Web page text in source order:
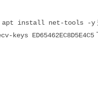
apt install net-tools -y
ED65462EC8D5E4C5